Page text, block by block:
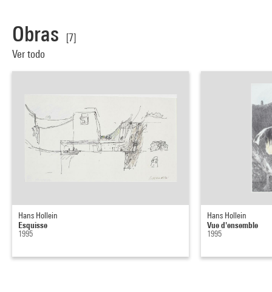
Obras
[7]
Ver todo
Hans Hollein
Esquisse
1995
Hans Hollein
Vue d'ensemble
1995